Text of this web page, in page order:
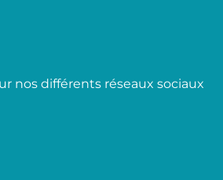
nos différents réseaux sociaux